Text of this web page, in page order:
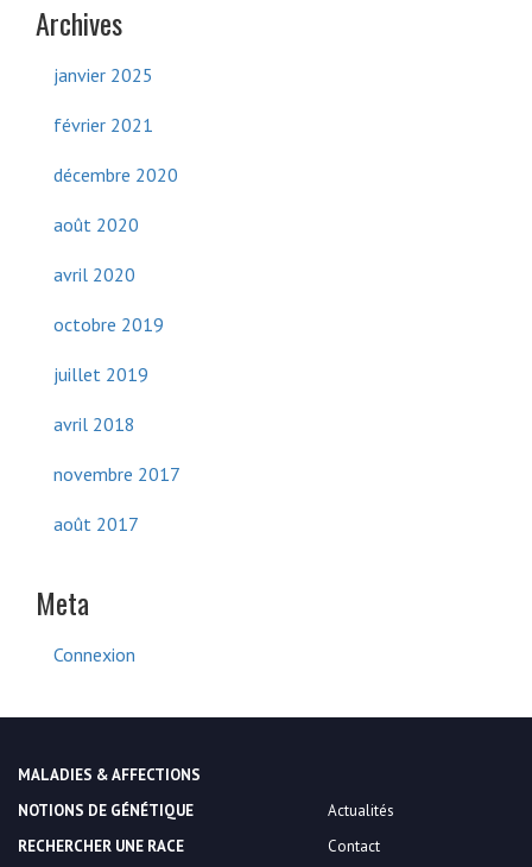
Archives
janvier 2025
février 2021
décembre 2020
août 2020
avril 2020
octobre 2019
juillet 2019
avril 2018
novembre 2017
août 2017
Meta
Connexion
MALADIES & AFFECTIONS
NOTIONS DE GÉNÉTIQUE
RECHERCHER UNE RACE
Actualités
Contact